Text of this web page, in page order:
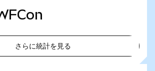
さらに統計を見る